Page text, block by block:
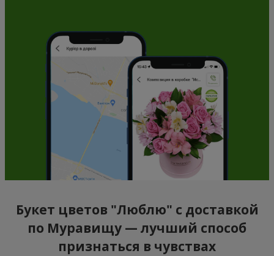
Букет цветов "Люблю" с доставкой
по Муравищу — лучший способ
признаться в чувствах